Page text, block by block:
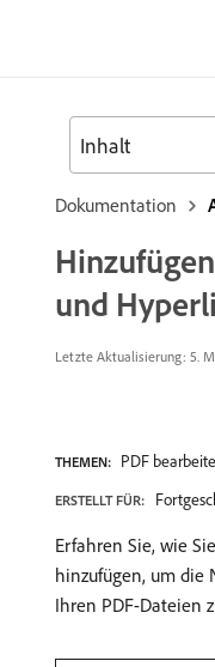
Dokumentation
und
Letzte Aktualisierung: 5.
THEMEN: PDF
ERSTELLT FÜR:
Erfahren Sie, wie
hinzufügen, um
Ihren PDF-Dateien
Inhalt